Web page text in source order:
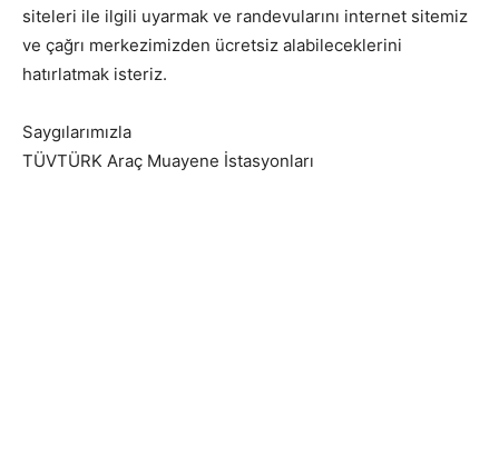
siteleri ile ilgili uyarmak ve randevularını internet sitemiz
ve çağrı merkezimizden ücretsiz alabileceklerini
hatırlatmak isteriz.
Saygılarımızla
TÜVTÜRK Araç Muayene İstasyonları